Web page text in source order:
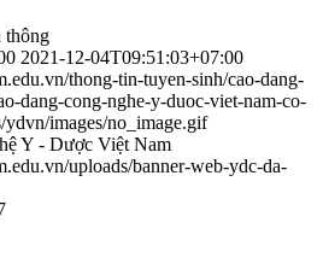
thông
2021-12-04T09:51:03+07:00
thong-tin-tuyen-sinh/cao-dang-
dang-cong-nghe-y-duoc-viet-nam-co-
ydvn/images/no_image.gif
Y - Dược Việt Nam
uploads/banner-web-ydc-da-